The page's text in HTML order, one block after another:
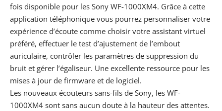
fois disponible pour les Sony WF-1000XM4. Grâce à cette
application téléphonique vous pourrez personnaliser votre
expérience d’écoute comme choisir votre assistant virtuel
préféré, effectuer le test d’ajustement de l’embout
auriculaire, contrôler les paramètres de suppression du
bruit et gérer l’égaliseur. Une excellente ressource pour les
mises à jour de firmware et de logiciel.
Les nouveaux écouteurs sans-fils de Sony, les WF-
1000XM4 sont sans aucun doute à la hauteur des attentes.